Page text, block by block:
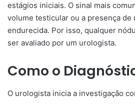
estágios iniciais. O sinal mais
volume testicular ou a presença de
endurecida. Por isso, qualquer
ser avaliado por um urologista.
Como o
O urologista inicia a investigação